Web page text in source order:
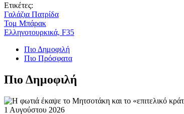
Ετικέτες:
Γαλάζια Πατρίδα
Τομ Μπάρακ
Ελληνοτουρκικά, F35
Πιο Δημοφιλή
Πιο Πρόσφατα
Πιο Δημοφιλή
1 Αυγούστου 2026